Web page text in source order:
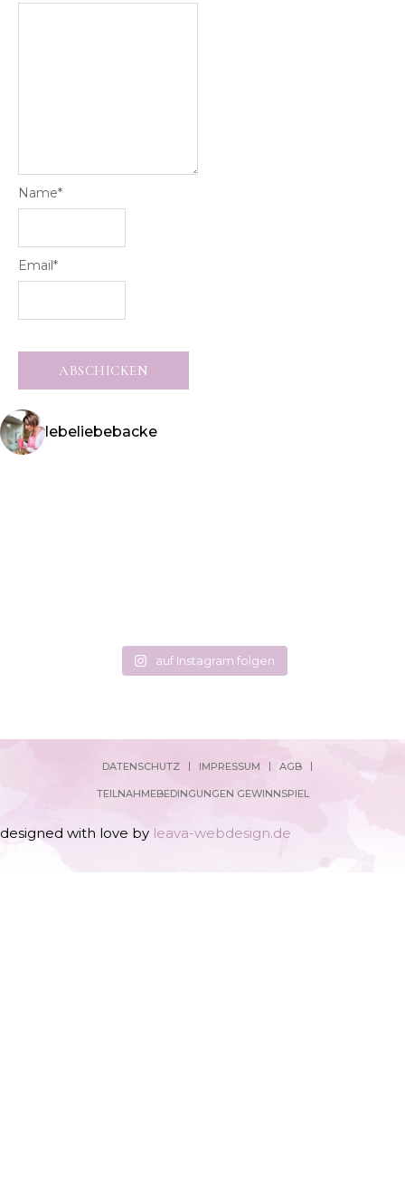
Name*
Email*
lebeliebebacke
auf Instagram folgen
DATENSCHUTZ IMPRESSUM AGB
TEILNAHMEBEDINGUNGEN GEWINNSPIEL
designed with love by leava-webdesign.de